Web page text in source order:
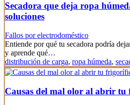
Secadora que deja ropa
soluciones
Fallos por electrodoméstico
Entiende por qué tu secadora podría
y aprende qué…
distribución de carga, ropa húmeda,
Causas del mal olor al abrir tu